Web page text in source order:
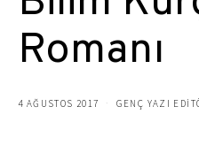
Romanı
4 AĞUSTOS 2017 GENÇ YAZI